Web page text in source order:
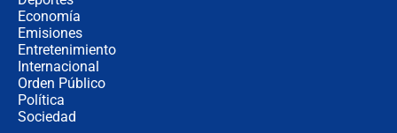
Economía
Emisiones
Entretenimiento
Internacional
Orden Público
Política
Sociedad